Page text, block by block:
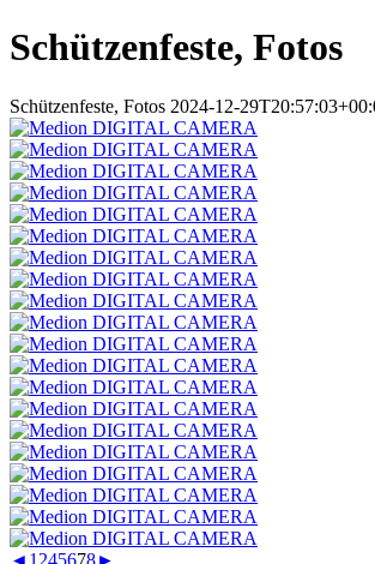
Schützenfeste, Fotos
Schützenfeste, Fotos 2024-12-
◄ 1 245678►